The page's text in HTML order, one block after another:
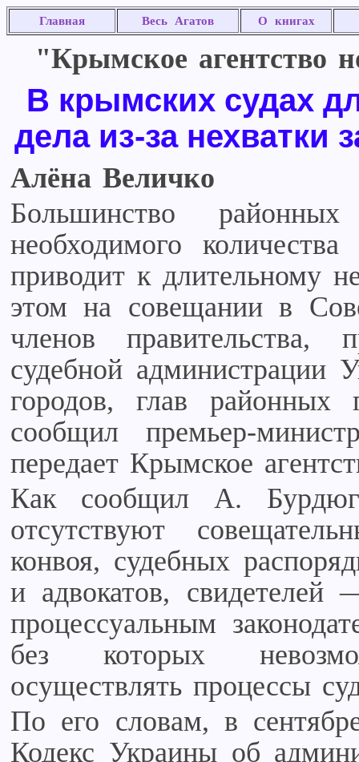
Главная Весь Агатов О книгах
"Крымское агентство
В крымских судах
дела из-за нехватки
Алёна Величко
Большинство
необходимого
приводит к длительному
этом на совещании в
членов правительства,
судебной администрации
городов, глав районных
сообщил премьер-
передает Крымское
Как сообщил А.
отсутствуют
конвоя, судебных
и адвокатов,
процессуальным
без которых
осуществлять процессы
По его словам, в
Кодекс Украины об